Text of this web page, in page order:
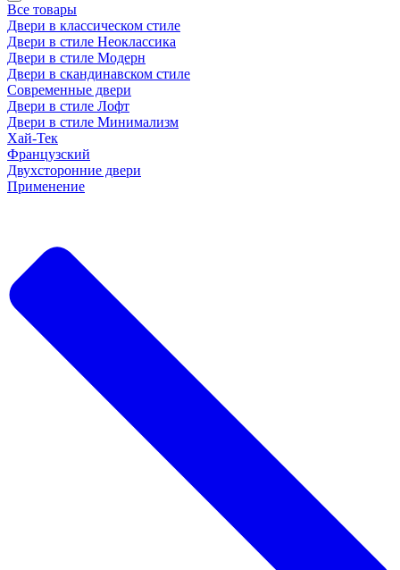
Все товары
Двери в классическом стиле
Двери в стиле Неоклассика
Двери в стиле Модерн
Двери в скандинавском стиле
Современные двери
Двери в стиле Лофт
Двери в стиле Минимализм
Хай-Тек
Французский
Двухсторонние двери
Применение